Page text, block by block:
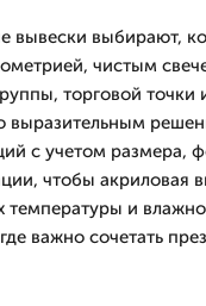
вывески выбирают,
чистым
торговой
выразительным
с учетом размера,
чтобы акриловая
температуры и
важно сочетать